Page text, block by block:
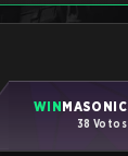
WINMASONIC
38 Votos